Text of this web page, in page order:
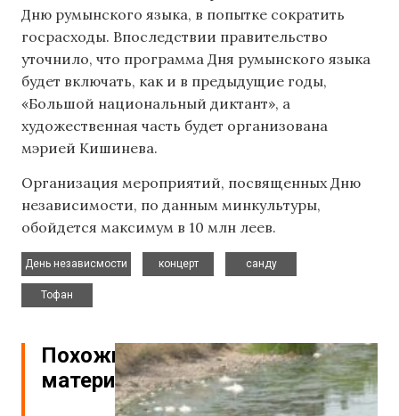
Дню румынского языка, в попытке сократить
госрасходы. Впоследствии правительство
уточнило, что программа Дня румынского языка
будет включать, как и в предыдущие годы,
«Большой национальный диктант», а
художественная часть будет организована
мэрией Кишинева.
Организация мероприятий, посвященных Дню
независимости, по данным минкультуры,
обойдется максимум в 10 млн леев.
День независмости
концерт
санду
Тофан
Похожие
материалы